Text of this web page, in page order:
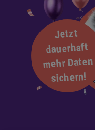
Jetzt
dauerhaft
mehr Daten
sichern!